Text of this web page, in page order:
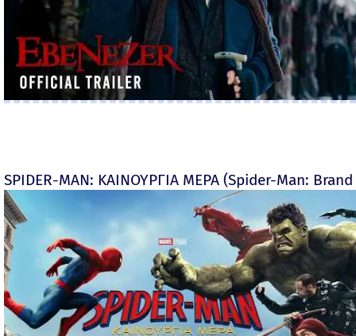
SPIDER-MAN: ΚΑΙΝΟΥΡΓΙΑ ΜΕΡΑ (Spider-Man: